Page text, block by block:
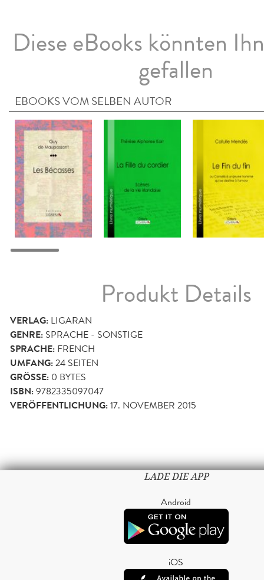
Diese eBooks könnten
gefallen
EBOOKS VOM SELBEN AUTOR
Produkt Details
VERLAG: LIGARAN
GENRE: SPRACHE - SONSTIGE
SPRACHE: FRENCH
UMFANG:24 SEITEN
GRÖSSE: 0 BYTES
ISBN:9782335097047
VERÖFFENTLICHUNG:17. NOVEMBER 2015
LADE DIE APP
Android
iOS